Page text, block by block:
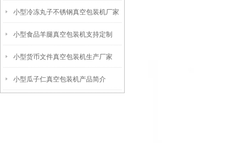
小型冷冻丸子不锈钢真空包装机厂家
小型食品羊腿真空包装机支持定制
小型货币文件真空包装机生产厂家
小型瓜子仁真空包装机产品简介